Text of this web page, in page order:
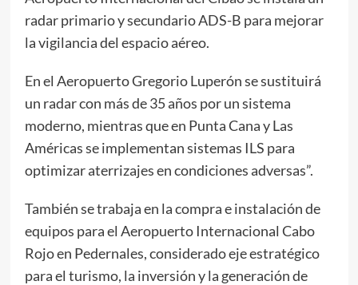
radar primario y secundario ADS-B para mejorar
la vigilancia del espacio aéreo.
En el Aeropuerto Gregorio Luperón se sustituirá
un radar con más de 35 años por un sistema
moderno, mientras que en Punta Cana y Las
Américas se implementan sistemas ILS para
optimizar aterrizajes en condiciones adversas”.
También se trabaja en la compra e instalación de
equipos para el Aeropuerto Internacional Cabo
Rojo en Pedernales, considerado eje estratégico
para el turismo, la inversión y la generación de